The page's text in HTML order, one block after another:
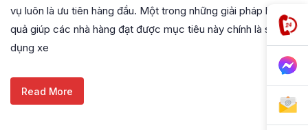
vụ luôn là ưu tiên hàng đầu. Một trong những giải pháp hiệu
quả giúp các nhà hàng đạt được mục tiêu này chính là sử
dụng xe
Read More